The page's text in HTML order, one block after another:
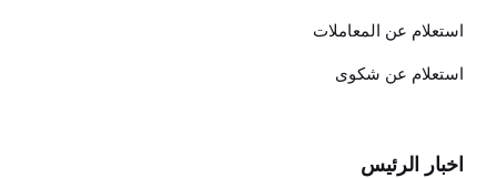
استعلام عن المعاملات
استعلام عن شكوى
اخبار الرئيس